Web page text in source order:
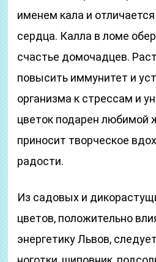
именем кала и
сердца. Калла в ломе
счастье домочадцев.
повысить иммунитет и
организма к стрессам и
цветок подарен любимой
приносит творческое
радости.
Из садовых и
цветов, положительно
энергетику Львов,